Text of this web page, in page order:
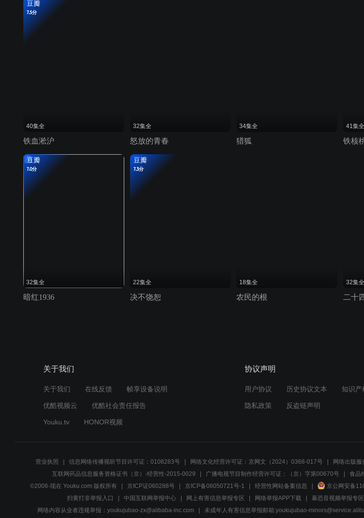
豆瓣
7.5分
40集全
铁血淞沪
32集全
怒放的青春
34集全
猎狐
41集全
铁核
豆瓣
7.0分
32集全
暗红1936
豆瓣
7.3分
22集全
决不饶恕
18集全
农民的根
32集全
二十
关于我们
关于我们 在线反馈 帧享设备说明
优酷视频云 优酷社会责任报告
Youku.tv HONOR视频
协议声明
用户协议 历史协议文本 知识产
隐私政策 反盗链声明
营业执照 信息网络传播视听节目许可证：0108283号 网络文化经营许可证：京网文（2024）0368-017号 网络出版
互联网药品信息服务资格证书（京）-经营性-2015-0029
广播电视节目制作经营许可证：（京）字第00670号 食品
©2006-现在 Youku.com 版权所有
京ICP证060288号 京ICP备06050721号-1 经营性网站备案信息 京公网安备
扫黄打非举报入口
中国互联网举报中心 网上有害信息举报专区 网络举报APP下载 暴恐音视频举报专区
网络内容从业者违规举报：youkujubao-zx@alibaba-inc.com
未成年人有害信息举报邮箱:youkujubao-